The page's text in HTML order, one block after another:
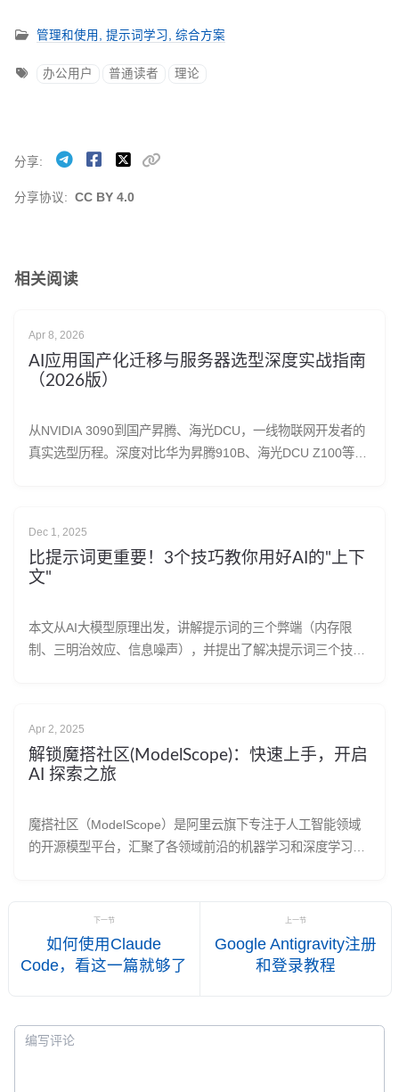
管理和使用, 提示词学习, 综合方案
办公用户 普通读者 理论
分享协议: CC BY 4.0
分享
相关阅读
Apr 8, 2026
AI应用国产化迁移与服务器选型深度实战指南
（2026版）
从NVIDIA 3090到国产昇腾、海光DCU，一线物联网开发者的
真实选型历程。深度对比华为昇腾910B、海光DCU Z100等国
合正在纠结"国产还是英伟达"的AI应用开发者和企业技术决策
者。
Dec 1, 2025
比提示词更重要！3个技巧教你用好AI的"上下
文"
本文从AI大模型原理出发，讲解提示词的三个弊端（内存限
制、三明治效应、信息噪声），并提出了解决提示词三个技
Apr 2, 2025
解锁魔搭社区(ModelScope)：快速上手，开启
AI 探索之旅
魔搭社区（ModelScope）是阿里云旗下专注于人工智能领域
的开源模型平台，汇聚了各领域前沿的机器学习和深度学习模
搭社区的基本入门使用，包括基本介绍、注册登录、模型浏览
和选择、模型在线体验、使用NoteBook和API进行开发调用
等，文中相关版块内容会分章节展开详细介绍。
下一节
如何使用Claude
Code，看这一篇就够了
上一节
Google Antigravity注册
和登录教程